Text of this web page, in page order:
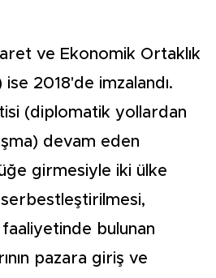
ve Ekonomik Ortaklık
ise 2018'de imzalandı.
(diplomatik yollardan
devam eden
girmesiyle iki ülke
bulunan
pazara giriş ve